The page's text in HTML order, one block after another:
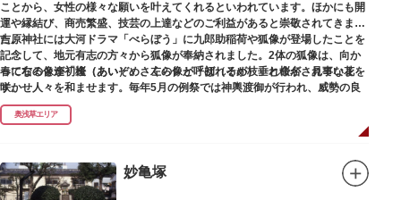
ことから、女性の様々な願いを叶えてくれるといわれています。ほかにも開
運や縁結び、商売繁盛、技芸の上達などのご利益があると崇敬されてきまし
た。
春になると逢初桜（あいぞめさくら）と呼ばれるが枝垂れ桜が、見事な花を
咲かせ人々を和ませます。毎年5月の例祭では神輿渡御が行われ、威勢の良
い掛け声とともに各町は活気にあふれます。
吉原弁財天は浅草名所七福神の一社・弁財天にあたり、七福神に関する授与
吉原神社には大河ドラマ「べらぼう」に九郎助稲荷や狐像が登場したことを
記念して、地元有志の方々から狐像が奉納されました。2体の狐像は、向か
って右の像が「逢（あい）」、左の像が「初（そめ）」と命名されていま
す。
奥浅草エリア
妙亀塚